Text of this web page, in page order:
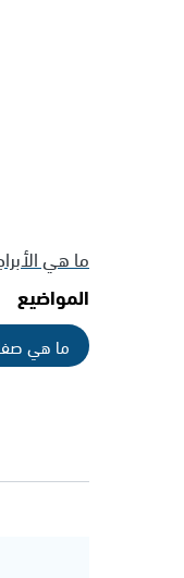
ما هي
المواضيع
ما هي